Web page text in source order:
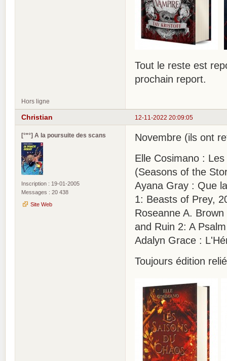
Tout le reste est
prochain report.
Hors ligne
12-11-2022 20:09:05
Christian
[°*°] A la poursuite des scans
Inscription : 19-01-2005
Messages : 20 438
Site Web
Novembre (ils ont
Elle Cosimano :
(Seasons of the
Ayana Gray : Que
1: Beasts of Prey,
Roseanne A.
and Ruin 2: A
Adalyn Grace :
Toujours édition